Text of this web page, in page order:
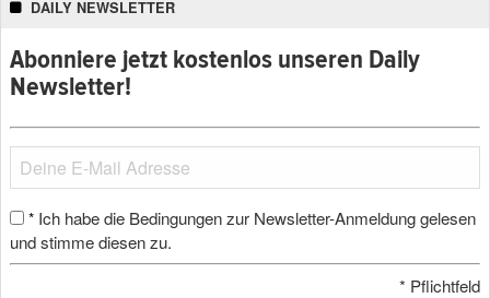
DAILY NEWSLETTER
Abonniere jetzt kostenlos unseren Daily
Newsletter!
* Ich habe die Bedingungen zur Newsletter-Anmeldung gelesen
und stimme diesen zu.
* Pflichtfeld